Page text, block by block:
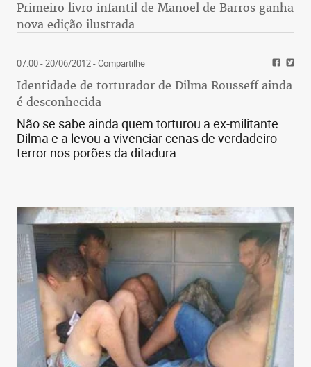
Primeiro livro infantil de Manoel de Barros ganha
nova edição ilustrada
07:00 - 20/06/2012- Compartilhe
Identidade de torturador de Dilma Rousseff ainda
é desconhecida
Não se sabe ainda quem torturou a ex-militante
Dilma e a levou a vivenciar cenas de verdadeiro
terror nos porões da ditadura